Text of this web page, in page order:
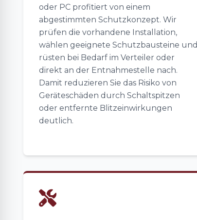
oder PC profitiert von einem
abgestimmten Schutzkonzept. Wir
prüfen die vorhandene Installation,
wählen geeignete Schutzbausteine und
rüsten bei Bedarf im Verteiler oder
direkt an der Entnahmestelle nach.
Damit reduzieren Sie das Risiko von
Geräteschäden durch Schaltspitzen
oder entfernte Blitzeinwirkungen
deutlich.